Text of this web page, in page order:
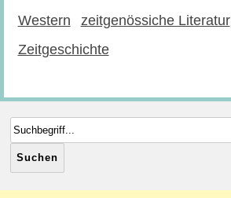
Western
zeitgenössiche Literatur
Zeitgeschichte